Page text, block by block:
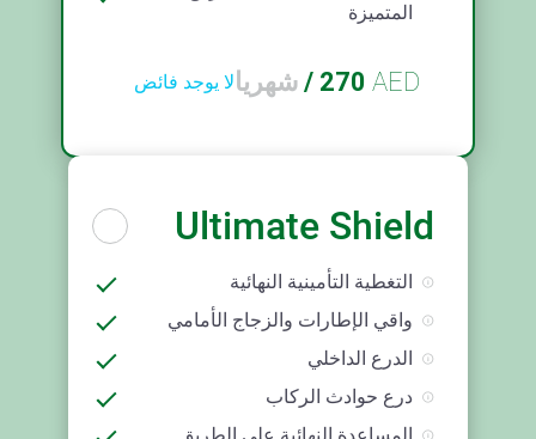
المتميزة
AED
270
/ شهريالا يوجد فائض
Ultimate Shield
التغطية التأمينية النهائية
واقي الإطارات والزجاج الأمامي
الدرع الداخلي
درع حوادث الركاب